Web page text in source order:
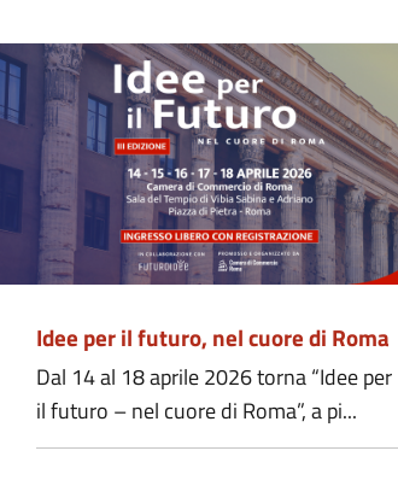
Idee per il futuro, nel cuore di Roma
Dal 14 al 18 aprile 2026 torna “Idee per
il futuro – nel cuore di Roma”, a pi...